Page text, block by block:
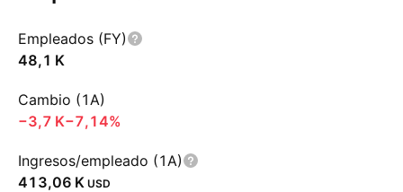
Empleados (FY)
‪48,1 K‬
Cambio (1A)
‪−3,7 K‬−7,14%
Ingresos/empleado (1A)
‪413,06 K‬ USD